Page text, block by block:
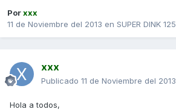
Porxxx
11 de Noviembre del 2013 en SUPER DINK 125
xxx
Publicado 11 de Noviembre del 2013
Hola a todos,